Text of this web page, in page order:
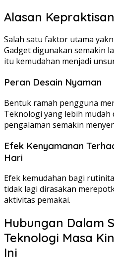
Alasan
Salah satu faktor utama
Gadget digunakan semakin
itu kemudahan menjadi
Peran Desain Nyaman
Bentuk ramah pengguna
Teknologi yang lebih
pengalaman semakin
Efek Kenyamanan
Hari
Efek kemudahan bagi
tidak lagi dirasakan
aktivitas pemakai.
Hubungan Dalam
Teknologi Masa
Ini